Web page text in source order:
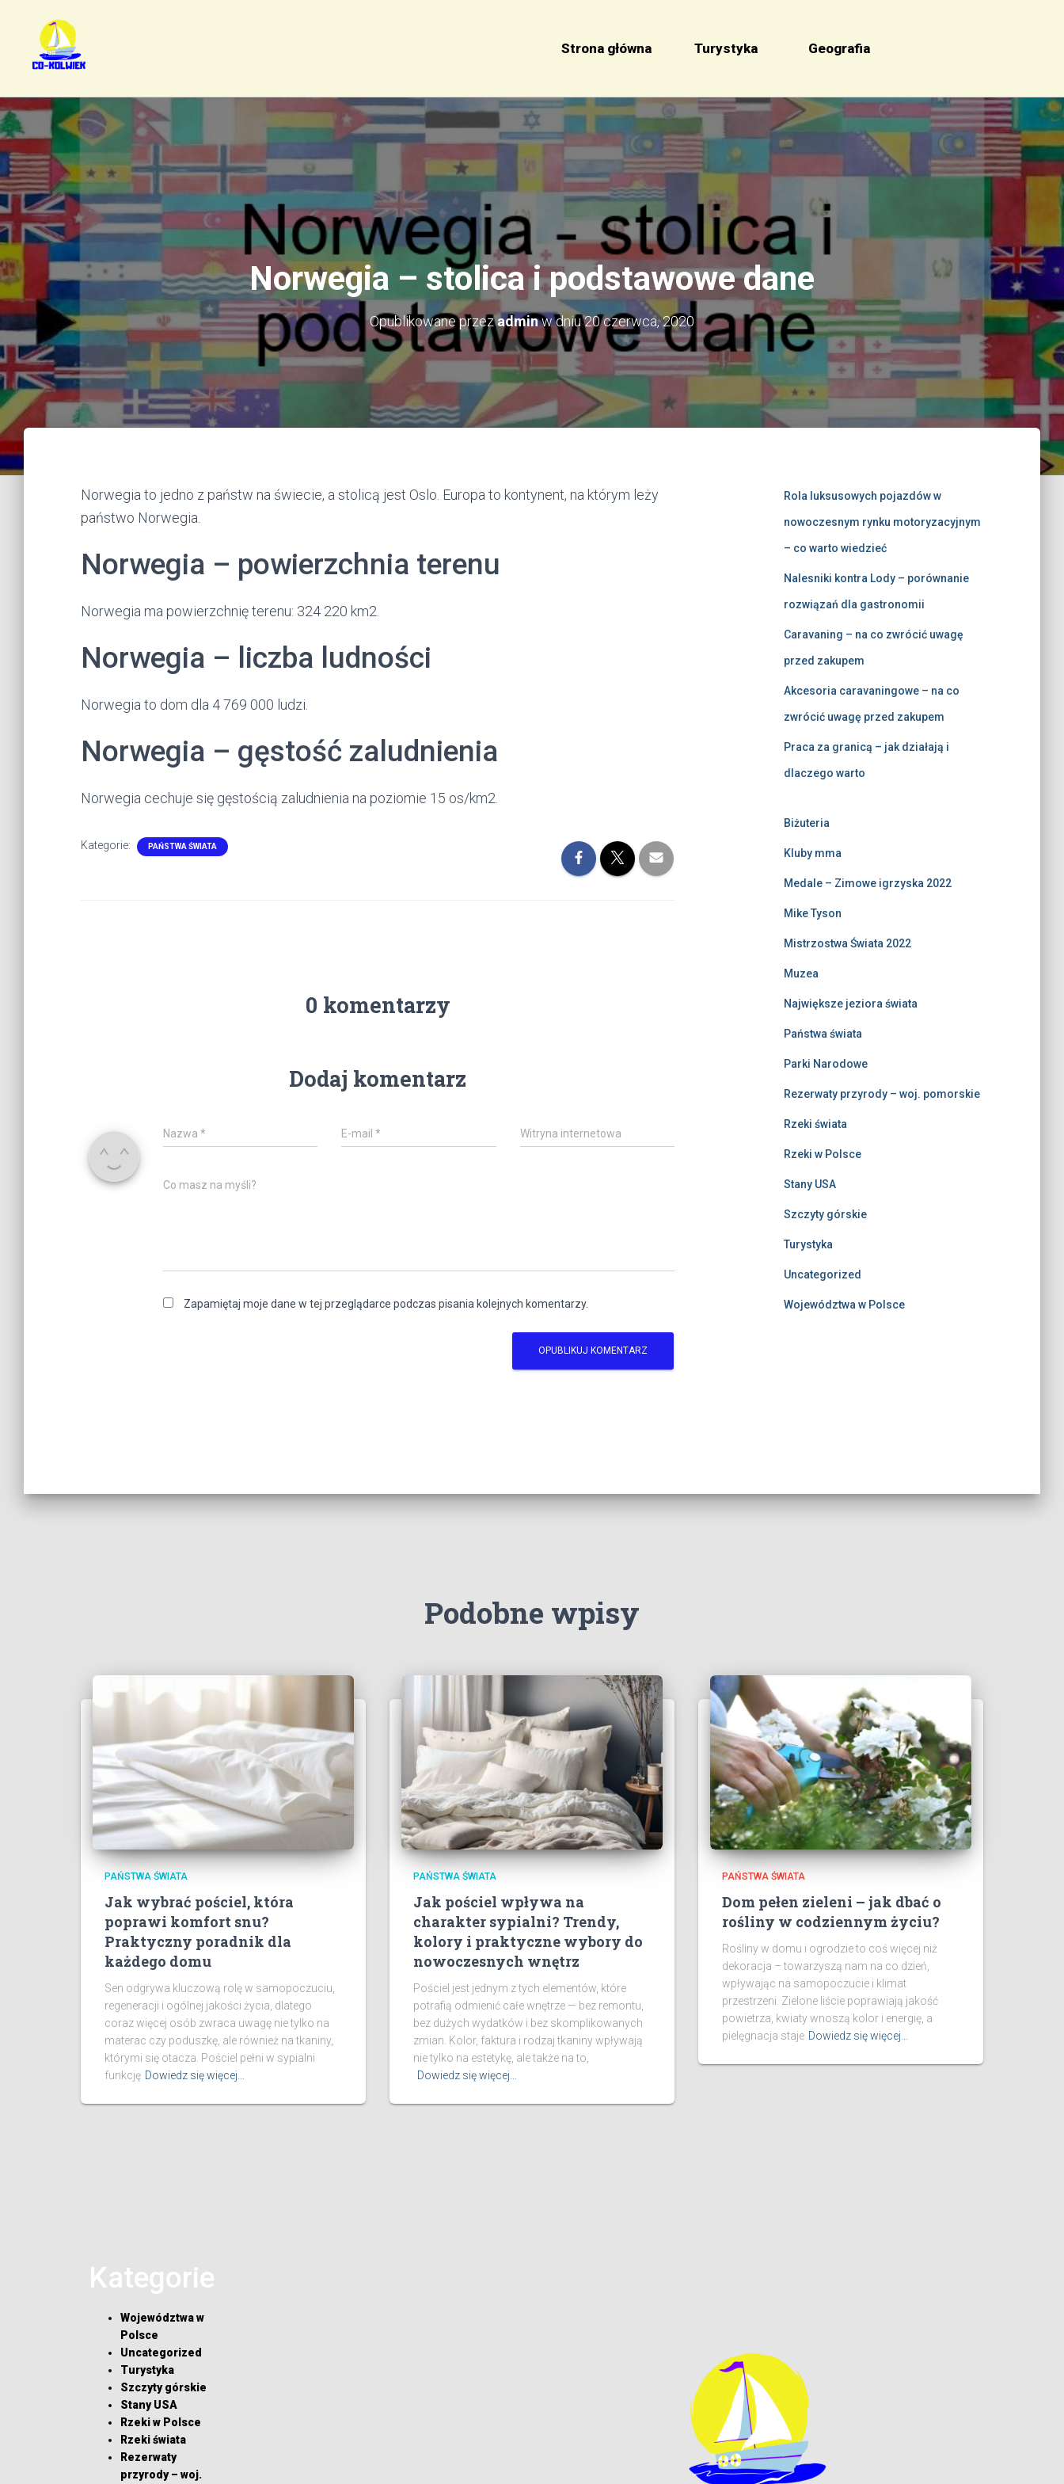
Strona główna Turystyka Geografia
Norwegia – stolica i podstawowe dane
Opublikowane przezadminw dniu20 czerwca, 2020
Norwegia to jedno z państw na świecie, a stolicą jest Oslo. Europa to kontynent, na którym leży
państwo Norwegia.
Norwegia – powierzchnia terenu
Norwegia ma powierzchnię terenu: 324 220 km2.
Norwegia – liczba ludności
Norwegia to dom dla 4 769 000 ludzi.
Norwegia – gęstość zaludnienia
Norwegia cechuje się gęstością zaludnienia na poziomie 15 os/km2.
Kategorie: PAŃSTWA ŚWIATA
0 komentarzy
Dodaj komentarz
Nazwa * E-mail* Witryna internetowa
Co masz na myśli?
Zapamiętaj moje dane w tej przeglądarce podczas pisania kolejnych komentarzy.
Rola luksusowych pojazdów w
nowoczesnym rynku motoryzacyjnym
– co warto wiedzieć
Nalesniki kontra Lody – porównanie
rozwiązań dla gastronomii
Caravaning – na co zwrócić uwagę
przed zakupem
Akcesoria caravaningowe – na co
zwrócić uwagę przed zakupem
Praca za granicą – jak działają i
dlaczego warto
Biżuteria
Kluby mma
Medale – Zimowe igrzyska 2022
Mike Tyson
Mistrzostwa Świata 2022
Muzea
Największe jeziora świata
Państwa świata
Parki Narodowe
Rezerwaty przyrody – woj. pomorskie
Rzeki świata
Rzeki w Polsce
Stany USA
Szczyty górskie
Turystyka
Uncategorized
Województwa w Polsce
Podobne wpisy
PAŃSTWA ŚWIATA
Jak wybrać pościel, która
poprawi komfort snu?
Praktyczny poradnik dla
każdego domu
Sen odgrywa kluczową rolę w samopoczuciu,
regeneracji i ogólnej jakości życia, dlatego
coraz więcej osób zwraca uwagę nie tylko na
materac czy poduszkę, ale również na tkaniny,
którymi się otacza. Pościel pełni w sypialni
funkcję Dowiedz się więcej…
PAŃSTWA ŚWIATA
Jak pościel wpływa na
charakter sypialni? Trendy,
kolory i praktyczne wybory do
nowoczesnych wnętrz
Pościel jest jednym z tych elementów, które
potrafią odmienić całe wnętrze — bez remontu,
bez dużych wydatków i bez skomplikowanych
zmian. Kolor, faktura i rodzaj tkaniny wpływają
nie tylko na estetykę, ale także na to,
Dowiedz się więcej…
PAŃSTWA ŚWIATA
Dom pełen zieleni – jak dbać o
rośliny w codziennym życiu?
Rośliny w domu i ogrodzie to coś więcej niż
dekoracja – towarzyszą nam na co dzień,
wpływając na samopoczucie i klimat
przestrzeni. Zielone liście poprawiają jakość
powietrza, kwiaty wnoszą kolor i energię, a
pielęgnacja staje Dowiedz się więcej…
Kategorie
Województwa w
Polsce
Uncategorized
Turystyka
Szczyty górskie
Stany USA
Rzeki w Polsce
Rzeki świata
Rezerwaty
przyrody – woj.